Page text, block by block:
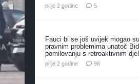
prije 2 godine 5komentara
Fauci bi se još uvijek mogao
pravnim problemima unatoč
pomilovanju s retroaktivnim
prije 2 godine 98komentara